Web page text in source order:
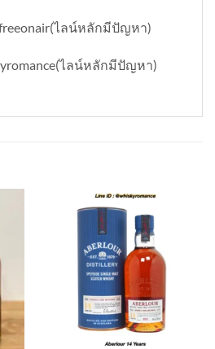
ไลน์หลักมีปัญหา)
ไลน์หลักมีปัญหา)